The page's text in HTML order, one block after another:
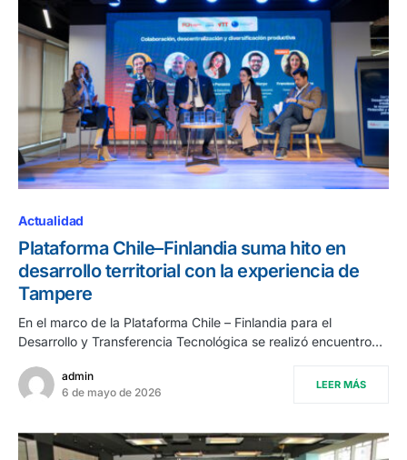
Actualidad
Plataforma Chile–Finlandia suma hito en
desarrollo territorial con la experiencia de
Tampere
En el marco de la Plataforma Chile – Finlandia para el
Desarrollo y Transferencia Tecnológica se realizó encuentro…
admin
6 de mayo de 2026
LEER MÁS